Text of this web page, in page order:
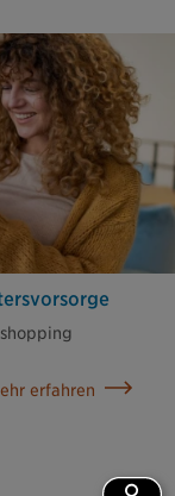
erfahren